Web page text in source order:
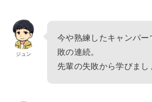
ジュン
今や熟練したキャンパー
敗の連続。
先輩の失敗から学びまし